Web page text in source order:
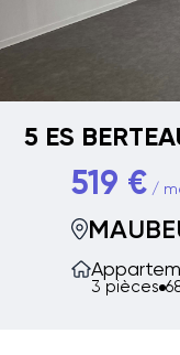
5 ES
519 €/
3 pièces